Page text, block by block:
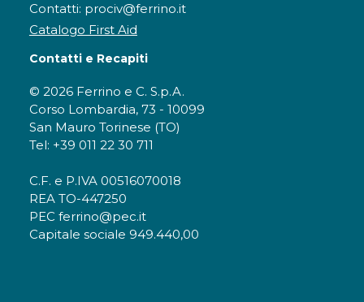
Contatti: prociv@ferrino.it
Catalogo First Aid
Contatti e Recapiti
© 2026 Ferrino e C. S.p.A.
Corso Lombardia, 73 - 10099
San Mauro Torinese (TO)
Tel: +39 011 22 30 711
C.F. e P.IVA 00516070018
REA TO-447250
PEC ferrino@pec.it
Capitale sociale 949.440,00